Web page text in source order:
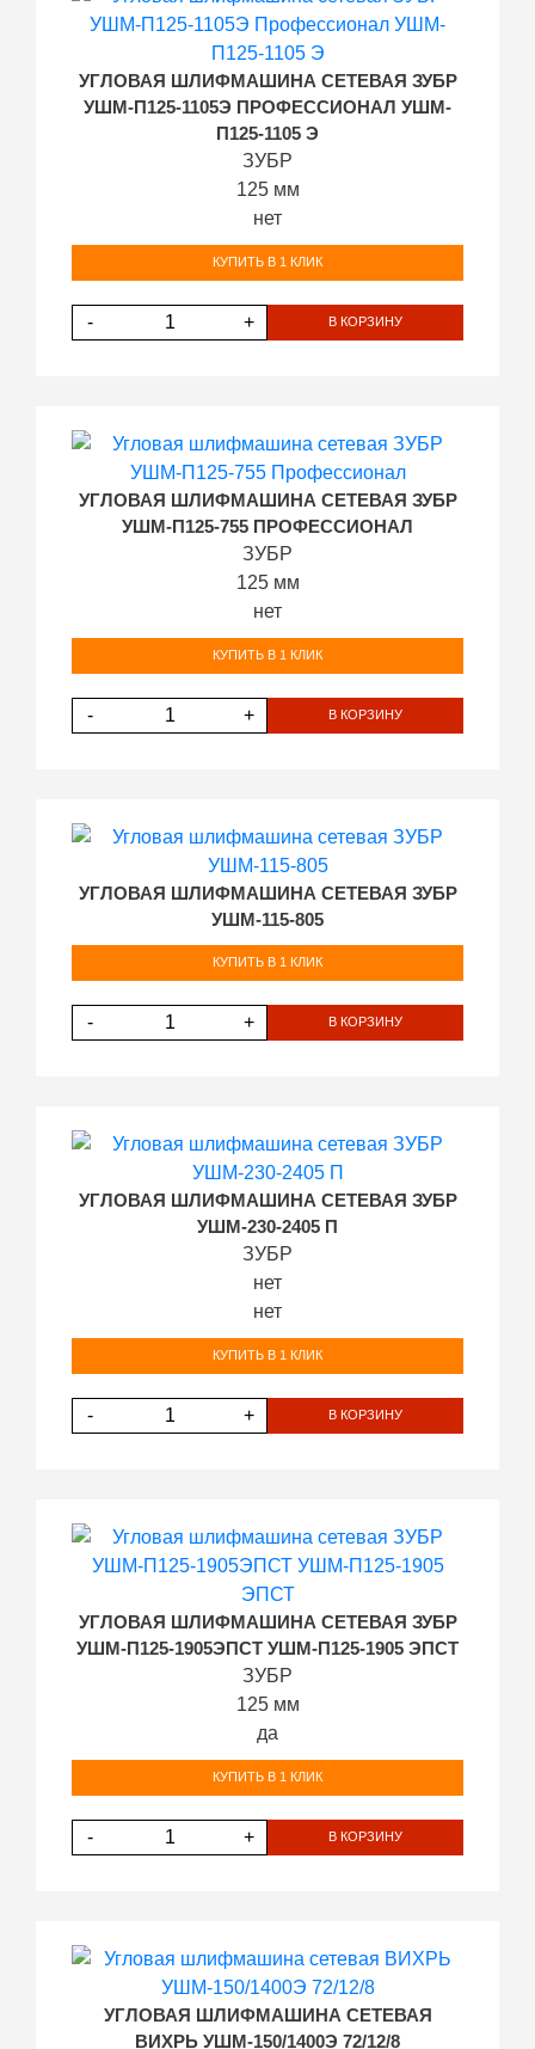
УГЛОВАЯ ШЛИФМАШИНА СЕТЕВАЯ ЗУБР
УШМ-П125-1105Э ПРОФЕССИОНАЛ УШМ-
П125-1105 Э
ЗУБР
125 мм
нет
КУПИТЬ В 1 КЛИК
- + В КОРЗИНУ
УГЛОВАЯ ШЛИФМАШИНА СЕТЕВАЯ ЗУБР
УШМ-П125-755 ПРОФЕССИОНАЛ
ЗУБР
125 мм
нет
КУПИТЬ В 1 КЛИК
- + В КОРЗИНУ
УГЛОВАЯ ШЛИФМАШИНА СЕТЕВАЯ ЗУБР
УШМ-115-805
КУПИТЬ В 1 КЛИК
- + В КОРЗИНУ
УГЛОВАЯ ШЛИФМАШИНА СЕТЕВАЯ ЗУБР
УШМ-230-2405 П
ЗУБР
нет
нет
КУПИТЬ В 1 КЛИК
- + В КОРЗИНУ
УГЛОВАЯ ШЛИФМАШИНА СЕТЕВАЯ ЗУБР
УШМ-П125-1905ЭПСТ УШМ-П125-1905 ЭПСТ
ЗУБР
125 мм
да
КУПИТЬ В 1 КЛИК
- + В КОРЗИНУ
УГЛОВАЯ ШЛИФМАШИНА СЕТЕВАЯ
ВИХРЬ УШМ-150/1400Э 72/12/8